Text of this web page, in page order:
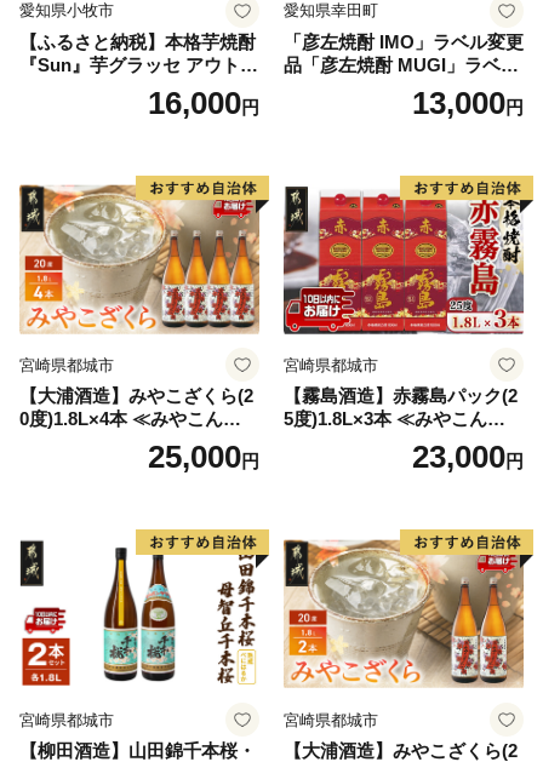
愛知県小牧市
【ふるさと納税】本格芋焼酎
『Sun』芋グラッセ アウトド
ア ソロキャンプ ベランピン
グ 巣ごもり 就労支援16,000円
愛知県幸田町
「彦左焼酎 IMO」ラベル変更
品「彦左焼酎 MUGI」ラベル
変更品 飲み比べ セット 合計
2本 720ml×各1本 25度 焼酎
13,000円
宮崎県都城市
【大浦酒造】みやこざくら(2
0度)1.8L×4本 ≪みやこんじょ
特急便≫_AD-077125,000円
宮崎県都城市
【霧島酒造】赤霧島パック(2
5度)1.8L×3本 ≪みやこんじょ
特急便≫_23-07-K03P-1800-3
23,000円
宮崎県都城市
【柳田酒造】山田錦千本桜・
宮崎県都城市
【大浦酒造】みやこざくら(2